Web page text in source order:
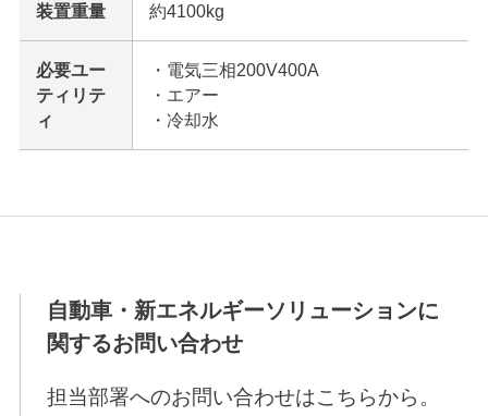
装置重量 約4100kg
必要ユー
ティリテ
ィ
・電気三相200V400A
・エアー
・冷却水
自動車・新エネルギーソリューションに
関するお問い合わせ
担当部署へのお問い合わせはこちらから。